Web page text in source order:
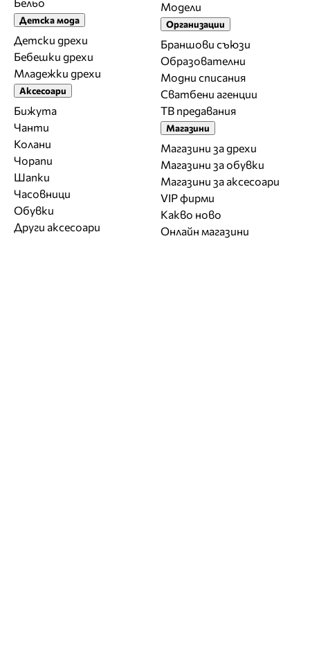
Детска мода
Детски дрехи
Бебешки дрехи
Младежки дрехи
Аксесоари
Бижута
Чанти
Колани
Чорапи
Шапки
Часовници
Обувки
Други аксесоари
Модели
Организации
Браншови съюзи
Образователни
Модни списания
Сватбени агенции
ТВ предавания
Магазини
Магазини за дрехи
Магазини за обувки
Магазини за aксесоари
VIP фирми
Какво ново
Онлайн магазини